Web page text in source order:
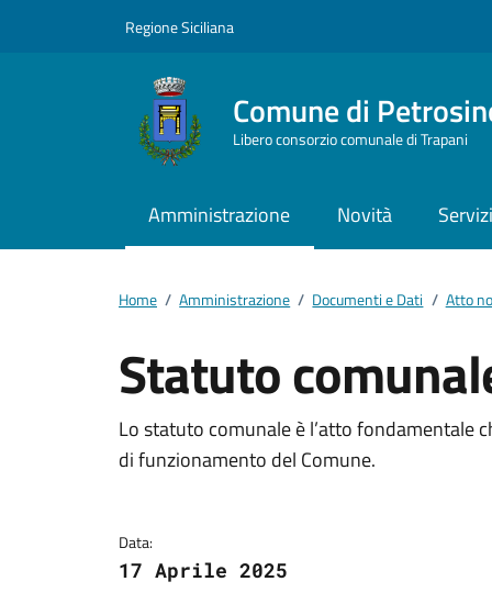
Regione Siciliana
Comune di
Libero consorzio comunale di Trapani
Amministrazione Novità Servizi
Home / Amministrazione / Documenti e Dati / Atto
Statuto
Dettagli del
Lo statuto comunale è l’atto fondamentale
di funzionamento del Comune.
Data:
17 Aprile 2025